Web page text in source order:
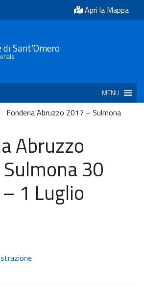
Apri la Mappa
di Sant'Omero
MENU
Fonderia Abruzzo 2017 – Sulmona
Abruzzo
30
1 Luglio